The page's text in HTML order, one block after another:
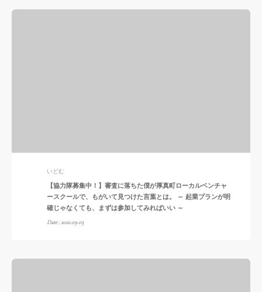
いどむ
【協力隊募集中！】審査に落ちた僕が厚真町ローカルベンチャ
ースクールで、もがいて見つけた言葉とは。 ～ 起業プランが明
確じゃなくても、まずは参加してみればいい ～
Date : 2021.09.03